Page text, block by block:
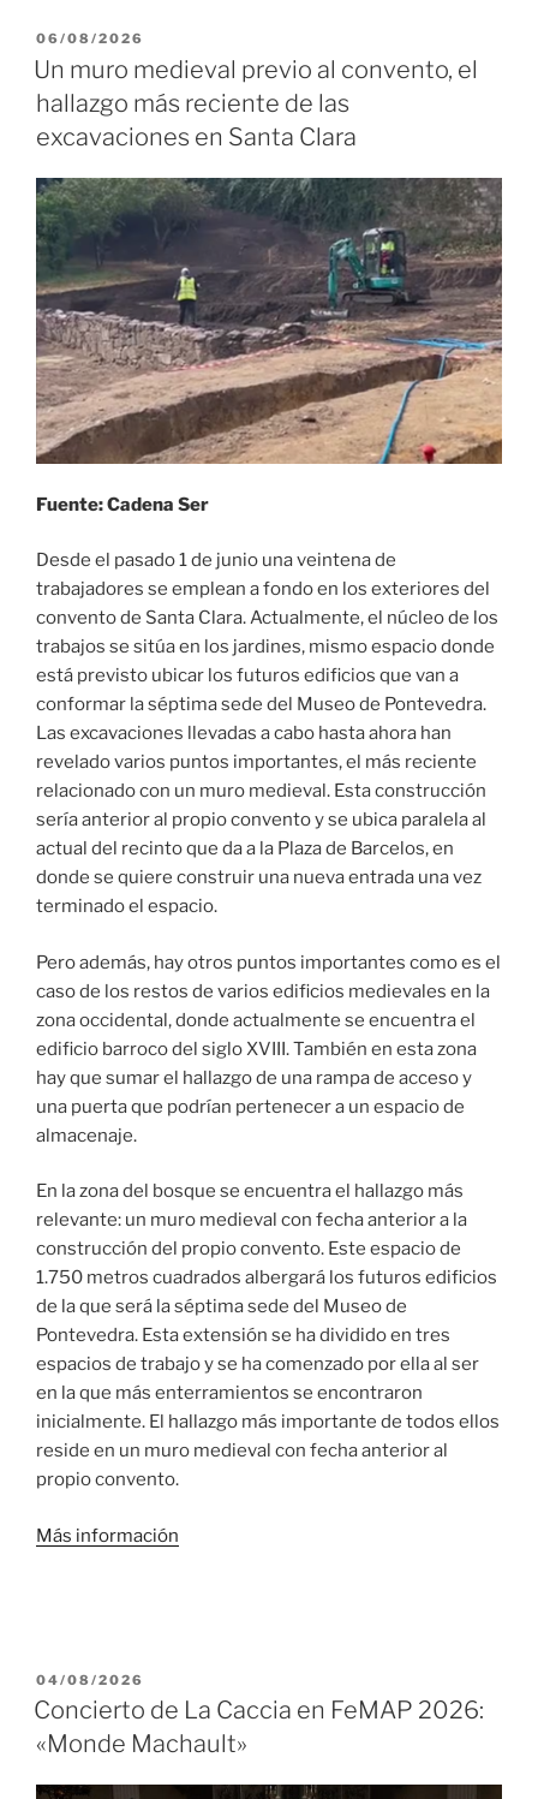
PUBLICADO
EL
06/08/2026
Un muro medieval previo al convento, el
hallazgo más reciente de las
excavaciones en Santa Clara
Fuente: Cadena Ser
Desde el pasado 1 de junio una veintena de
trabajadores se emplean a fondo en los exteriores del
convento de Santa Clara. Actualmente, el núcleo de los
trabajos se sitúa en los jardines, mismo espacio donde
está previsto ubicar los futuros edificios que van a
conformar la séptima sede del Museo de Pontevedra.
Las excavaciones llevadas a cabo hasta ahora han
revelado varios puntos importantes, el más reciente
relacionado con un muro medieval. Esta construcción
sería anterior al propio convento y se ubica paralela al
actual del recinto que da a la Plaza de Barcelos, en
donde se quiere construir una nueva entrada una vez
terminado el espacio.
Pero además, hay otros puntos importantes como es el
caso de los restos de varios edificios medievales en la
zona occidental, donde actualmente se encuentra el
edificio barroco del siglo XVIII. También en esta zona
hay que sumar el hallazgo de una rampa de acceso y
una puerta que podrían pertenecer a un espacio de
almacenaje.
En la zona del bosque se encuentra el hallazgo más
relevante: un muro medieval con fecha anterior a la
construcción del propio convento. Este espacio de
1.750 metros cuadrados albergará los futuros edificios
de la que será la séptima sede del Museo de
Pontevedra. Esta extensión se ha dividido en tres
espacios de trabajo y se ha comenzado por ella al ser
en la que más enterramientos se encontraron
inicialmente. El hallazgo más importante de todos ellos
reside en un muro medieval con fecha anterior al
propio convento.
Más información
PUBLICADO
EL
04/08/2026
Concierto de La Caccia en FeMAP 2026:
«Monde Machault»